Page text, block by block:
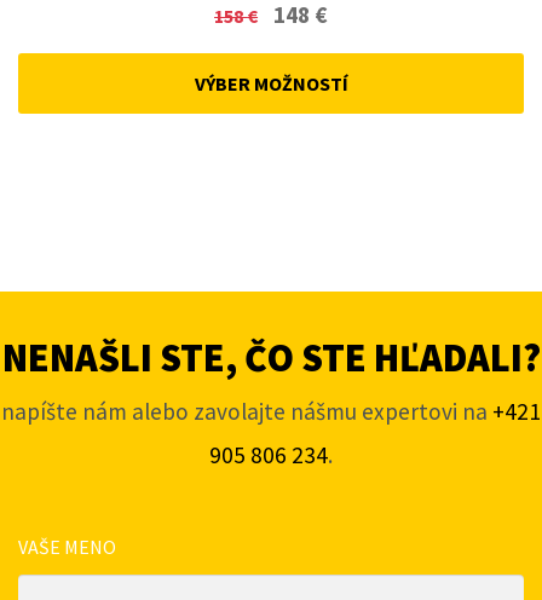
158€
Original
was:
148 €Current
VÝBER MOŽNOSTÍ
NENAŠLI STE, ČO STE HĽADALI?
napíšte nám alebo zavolajte nášmu expertovi na +421
905 806 234.
VAŠE MENO